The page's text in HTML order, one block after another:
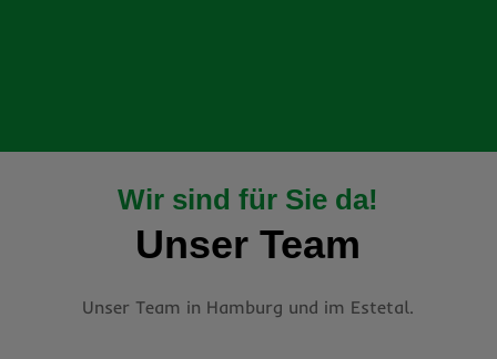
Wir sind für Sie da!
Unser Team
Unser Team in Hamburg und im Estetal.